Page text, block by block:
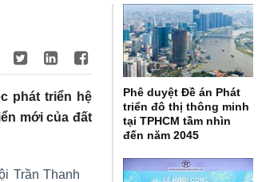
phát triển hệ
mới của đất
Trần Thanh
Phê duyệt Đề án Phát
triển đô thị thông minh
tại TPHCM tầm nhìn
đến năm 2045